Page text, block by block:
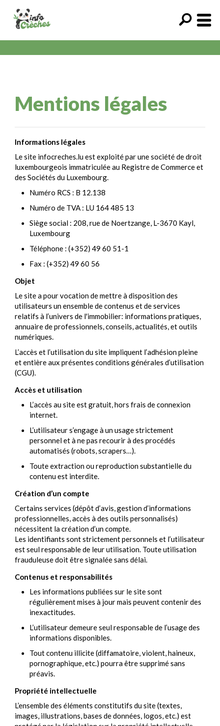
Mentions légales
Informations légales
Le site infocreches.lu est exploité par une société de droit
luxembourgeois immatriculée au Registre de Commerce et
des Sociétés du Luxembourg.
Numéro RCS : B 12.138
Numéro de TVA : LU 164 485 13
Siège social : 208, rue de Noertzange, L-3670 Kayl,
Luxembourg
Téléphone : (+352) 49 60 51-1
Fax : (+352) 49 60 56
Objet
Le site a pour vocation de mettre à disposition des
utilisateurs un ensemble de contenus et de services
relatifs à l’univers de l'immobilier: informations pratiques,
annuaire de professionnels, conseils, actualités, et outils
numériques.
L’accès et l’utilisation du site impliquent l’adhésion pleine
et entière aux présentes conditions générales d’utilisation
(CGU).
Accès et utilisation
L’accès au site est gratuit, hors frais de connexion
internet.
L’utilisateur s’engage à un usage strictement
personnel et à ne pas recourir à des procédés
automatisés (robots, scrapers…).
Toute extraction ou reproduction substantielle du
contenu est interdite.
Création d’un compte
Certains services (dépôt d’avis, gestion d’informations
professionnelles, accès à des outils personnalisés)
nécessitent la création d’un compte.
Les identifiants sont strictement personnels et l’utilisateur
est seul responsable de leur utilisation. Toute utilisation
frauduleuse doit être signalée sans délai.
Contenus et responsabilités
Les informations publiées sur le site sont
régulièrement mises à jour mais peuvent contenir des
inexactitudes.
L’utilisateur demeure seul responsable de l’usage des
informations disponibles.
Tout contenu illicite (diffamatoire, violent, haineux,
pornographique, etc.) pourra être supprimé sans
préavis.
Propriété intellectuelle
L’ensemble des éléments constitutifs du site (textes,
images, illustrations, bases de données, logos, etc.) est